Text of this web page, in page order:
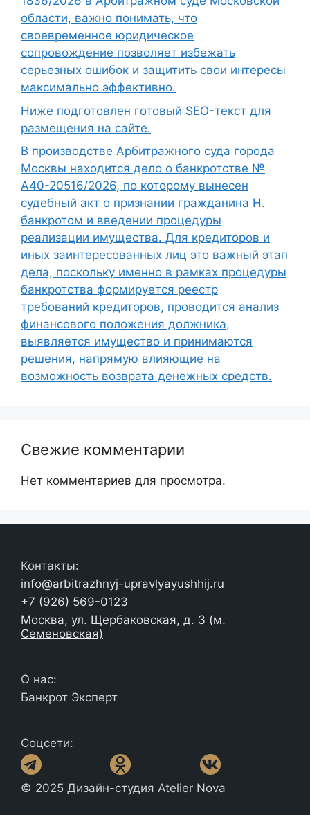
области, важно понимать, что
своевременное юридическое
сопровождение позволяет избежать
серьезных ошибок и защитить свои интересы
максимально эффективно.
Ниже подготовлен готовый SEO-текст для
размещения на сайте.
В производстве Арбитражного суда города
Москвы находится дело о банкротстве №
А40-20516/2026, по которому вынесен
судебный акт о признании гражданина Н.
банкротом и введении процедуры
реализации имущества. Для кредиторов и
иных заинтересованных лиц это важный этап
дела, поскольку именно в рамках процедуры
банкротства формируется реестр
требований кредиторов, проводится анализ
финансового положения должника,
выявляется имущество и принимаются
решения, напрямую влияющие на
возможность возврата денежных средств.
Свежие комментарии
Нет комментариев для просмотра.
Контакты:
info@arbitrazhnyj-upravlyayushhij.ru
+7 (926) 569-0123
Москва, ул. Щербаковская, д. 3 (м.
Семеновская)
О нас:
Банкрот Эксперт
Соцсети:
© 2025 Дизайн-студия Atelier Nova